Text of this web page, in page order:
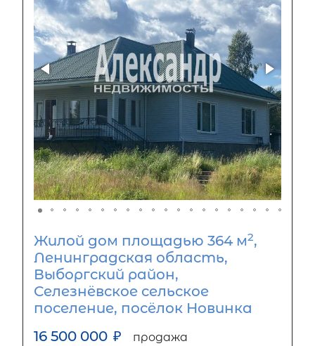
Жилой дом площадью 364 м2,
Ленинградская область,
Выборгский район,
Селезнёвское сельское
поселение, посёлок Новинка
16 500 000 ₽ продажа